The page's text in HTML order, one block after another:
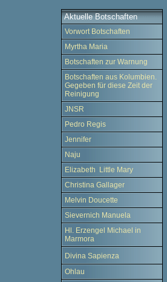
Aktuelle Botschaften
Vorwort Botschaften
Myrtha Maria
Botschaften zur Warnung
Botschaften aus Kolumbien.
Gegeben für diese Zeit der
Reinigung
JNSR
Pedro Regis
Jennifer
Naju
Elizabeth Little Mary
Christina Gallager
Melvin Doucette
Sievernich Manuela
Hl. Erzengel Michael in
Marmora
Divina Sapienza
Ohlau